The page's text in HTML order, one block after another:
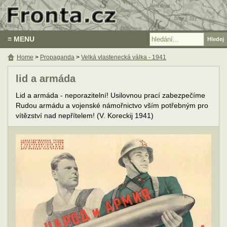
≡ MENU
lid a armáda
Lid a armáda - neporazitelní! Usilovnou prací zabezpečíme
Rudou armádu a vojenské námořnictvo vším potřebným pro
vítězství nad nepřítelem! (V. Koreckij 1941)
Home > Propaganda > Velká vlastenecká válka - 1941